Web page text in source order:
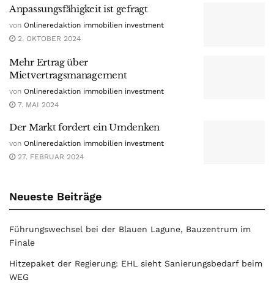
Anpassungsfähigkeit ist gefragt
von Onlineredaktion immobilien investment
2. OKTOBER 2024
Mehr Ertrag über
Mietvertragsmanagement
von Onlineredaktion immobilien investment
7. MAI 2024
Der Markt fordert ein Umdenken
von Onlineredaktion immobilien investment
27. FEBRUAR 2024
Neueste Beiträge
Führungswechsel bei der Blauen Lagune, Bauzentrum im
Finale
Hitzepaket der Regierung: EHL sieht Sanierungsbedarf beim
WEG